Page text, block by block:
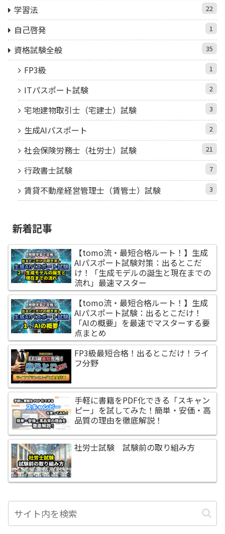
学習法 22
自己啓発 1
資格試験全般 35
FP3級 1
ITパスポート試験 2
宅地建物取引士（宅建士）試験 3
生成AIパスポート 2
社会保険労務士（社労士）試験 21
行政書士試験 7
賃貸不動産経営管理士（賃管士）試験 3
新着記事
【tomo流・最短合格ルート！】生成
AIパスポート試験対策：出るとこだ
け！「生成モデルの誕生と現在までの
流れ」最速マスター
【tomo流・最短合格ルート！】生成
AIパスポート試験：出るとこだけ！
「AIの概要」を最速でマスターする要
点まとめ
FP3級最短合格！出るとこだけ！ライ
フ分野
手軽に書籍をPDF化できる「スキャン
ピー」を試してみた！簡単・安価・高
品質の理由を徹底解説！
社労士試験 試験前の取り組み方